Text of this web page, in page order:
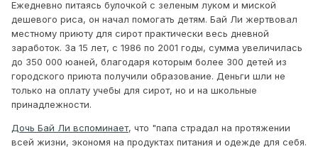
Ежедневно питаясь булочкой с зеленым луком и миской
дешевого риса, он начал помогать детям. Бай Ли жертвовал
местному приюту для сирот практически весь дневной
заработок. За 15 лет, с 1986 по 2001 годы, сумма увеличилась
до 350 000 юаней, благодаря которым более 300 детей из
городского приюта получили образование. Деньги шли не
только на оплату учебы для сирот, но и на школьные
принадлежности.
Дочь Бай Ли вспоминает, что "папа страдал на протяжении
всей жизни, экономя на продуктах питания и одежде для себя.